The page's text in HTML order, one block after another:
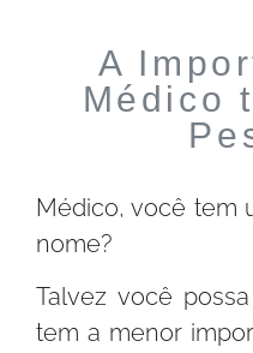
A
Médico
Médico, você tem
nome?
Talvez você
tem a menor